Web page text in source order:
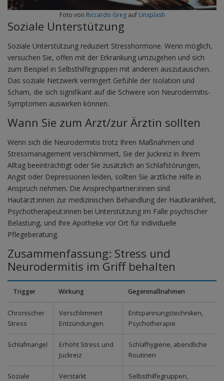
Foto von Riccardo Gregauf Unsplash
Soziale Unterstützung
Soziale Unterstützung reduziert Stresshormone. Wenn möglich,
versuchen Sie, offen mit der Erkrankung umzugehen und sich
zum Beispiel in Selbsthilfegruppen mit anderen auszutauschen.
Das soziale Netzwerk verringert Gefühle der Isolation und
Scham, die sich signifikant auf die Schwere von Neurodermitis-
Symptomen auswirken können.
Wann Sie zum Arzt/zur Ärztin sollten
Wenn sich die Neurodermitis trotz Ihren Maßnahmen und
Stressmanagement verschlimmert, Sie der Juckreiz in Ihrem
Alltag beeinträchtigt oder Sie zusätzlich an Schlafstörungen,
Angst oder Depressionen leiden, sollten Sie ärztliche Hilfe in
Anspruch nehmen. Die Ansprechpartner:innen sind
Hautärzt:innen zur medizinischen Behandlung der Hautkrankheit,
Psychotherapeut:innen bei Unterstützung im Falle psychischer
Belastung, und Ihre Apotheke vor Ort für individuelle
Pflegeberatung.
Zusammenfassung: Stress und
Neurodermitis im Griff behalten
Trigger Wirkung Gegenmaßnahmen
Chronischer
Stress
Verschlimmert
Entzündungen
Entspannungstechniken,
Psychotherapie
Schlafmangel
Erhöht Stress und
Juckreiz
Schlafhygiene, abendliche
Routinen
Soziale
Verstärkt
Selbsthilfegruppen,